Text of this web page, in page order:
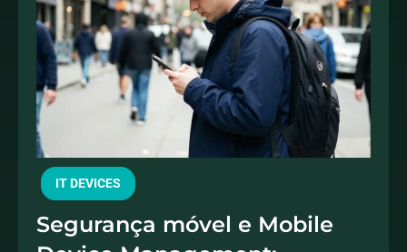
IT DEVICES
Segurança móvel e Mobile